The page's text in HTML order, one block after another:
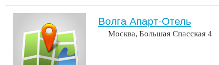
Волга Апарт-Отель
Москва, Большая Спасская 4